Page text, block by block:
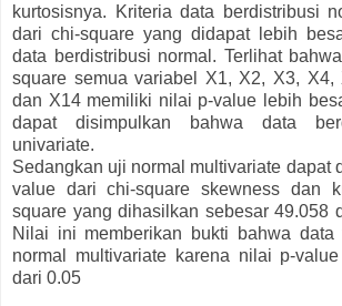
kurtosisnya. Kriteria data berdistribusi
dari chi-square yang didapat lebih
data berdistribusi normal. Terlihat
square semua variabel X1, X2, X3,
dan X14 memiliki nilai p-value lebih
dapat disimpulkan bahwa data
univariate.
Sedangkan uji normal multivariate dapat
value dari chi-square skewness dan
square yang dihasilkan sebesar 49.058
Nilai ini memberikan bukti bahwa data
normal multivariate karena nilai p-
dari 0.05